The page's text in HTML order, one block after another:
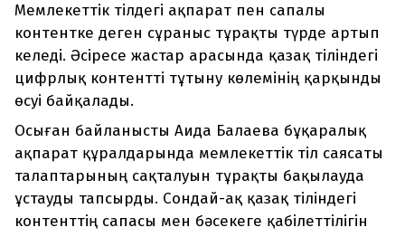
Мемлекеттік тілдегі ақпарат пен сапалы
контентке деген сұраныс тұрақты түрде артып
келеді. Әсіресе жастар арасында қазақ тіліндегі
цифрлық контентті тұтыну көлемінің қарқынды
өсуі байқалады.
Осыған байланысты Аида Балаева бұқаралық
ақпарат құралдарында мемлекеттік тіл саясаты
талаптарының сақталуын тұрақты бақылауда
ұстауды тапсырды. Сондай-ақ қазақ тіліндегі
контенттің сапасы мен бәсекеге қабілеттілігін